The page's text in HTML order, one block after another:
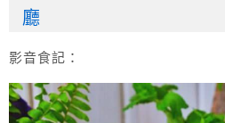
廳
影音食記：